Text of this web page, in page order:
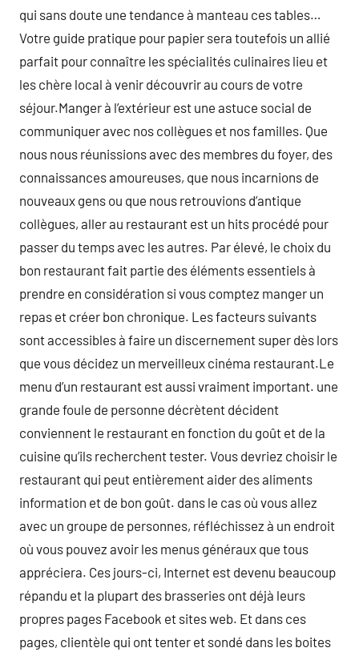
qui sans doute une tendance à manteau ces tables…
Votre guide pratique pour papier sera toutefois un allié
parfait pour connaître les spécialités culinaires lieu et
les chère local à venir découvrir au cours de votre
séjour.Manger à l’extérieur est une astuce social de
communiquer avec nos collègues et nos familles. Que
nous nous réunissions avec des membres du foyer, des
connaissances amoureuses, que nous incarnions de
nouveaux gens ou que nous retrouvions d’antique
collègues, aller au restaurant est un hits procédé pour
passer du temps avec les autres. Par élevé, le choix du
bon restaurant fait partie des éléments essentiels à
prendre en considération si vous comptez manger un
repas et créer bon chronique. Les facteurs suivants
sont accessibles à faire un discernement super dès lors
que vous décidez un merveilleux cinéma restaurant.Le
menu d’un restaurant est aussi vraiment important. une
grande foule de personne décrètent décident
conviennent le restaurant en fonction du goût et de la
cuisine qu’ils recherchent tester. Vous devriez choisir le
restaurant qui peut entièrement aider des aliments
information et de bon goût. dans le cas où vous allez
avec un groupe de personnes, réfléchissez à un endroit
où vous pouvez avoir les menus généraux que tous
appréciera. Ces jours-ci, Internet est devenu beaucoup
répandu et la plupart des brasseries ont déjà leurs
propres pages Facebook et sites web. Et dans ces
pages, clientèle qui ont tenter et sondé dans les boites